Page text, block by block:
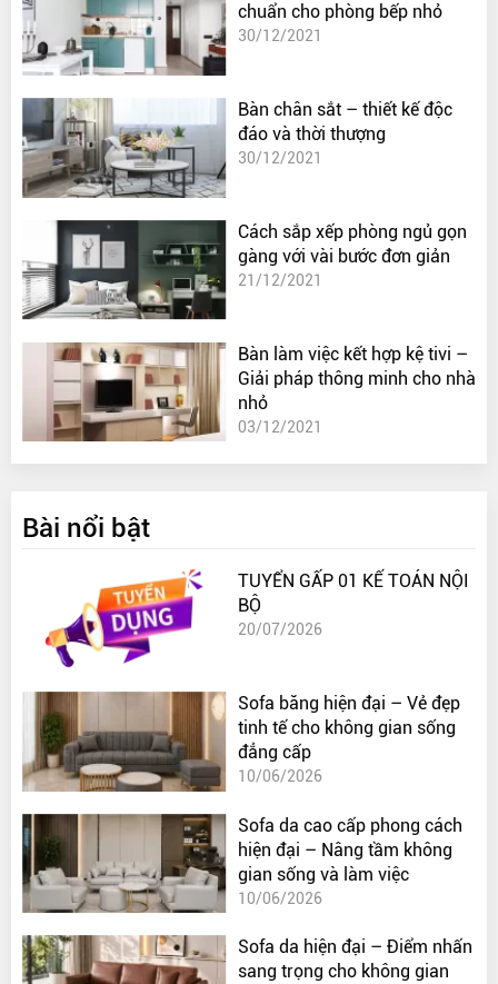
chuẩn cho phòng bếp nhỏ
30/12/2021
Bàn chân sắt – thiết kế độc
đáo và thời thượng
30/12/2021
Cách sắp xếp phòng ngủ gọn
gàng với vài bước đơn giản
21/12/2021
Bàn làm việc kết hợp kệ tivi –
Giải pháp thông minh cho nhà
nhỏ
03/12/2021
Bài nổi bật
TUYỂN GẤP 01 KẾ TOÁN NỘI
BỘ
20/07/2026
Sofa băng hiện đại – Vẻ đẹp
tinh tế cho không gian sống
đẳng cấp
10/06/2026
Sofa da cao cấp phong cách
hiện đại – Nâng tầm không
gian sống và làm việc
10/06/2026
Sofa da hiện đại – Điểm nhấn
sang trọng cho không gian